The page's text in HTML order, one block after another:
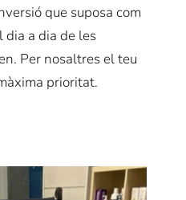
que suposa com
dia a dia de les
Per nosaltres el teu
prioritat.